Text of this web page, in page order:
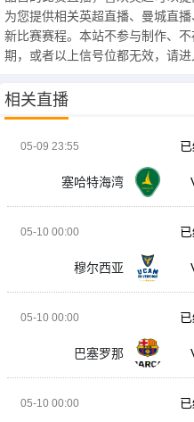
为您提供相关英超直播、曼城直
新比赛赛程。本站不参与制作、
期，或者以上信号位都无效，请进
相关直播
05-09 23:55
塞哈特海湾
05-10 00:00
穆尔西亚
05-10 00:00
巴塞罗那
05-10 00:00